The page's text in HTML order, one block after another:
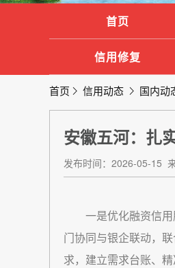
首页
信用修复
首页 信用动态 国内动
安徽五河：扎
发布时间：2026-05-15
一是优化融资信
门协同与银企联动，
求，建立需求台账、